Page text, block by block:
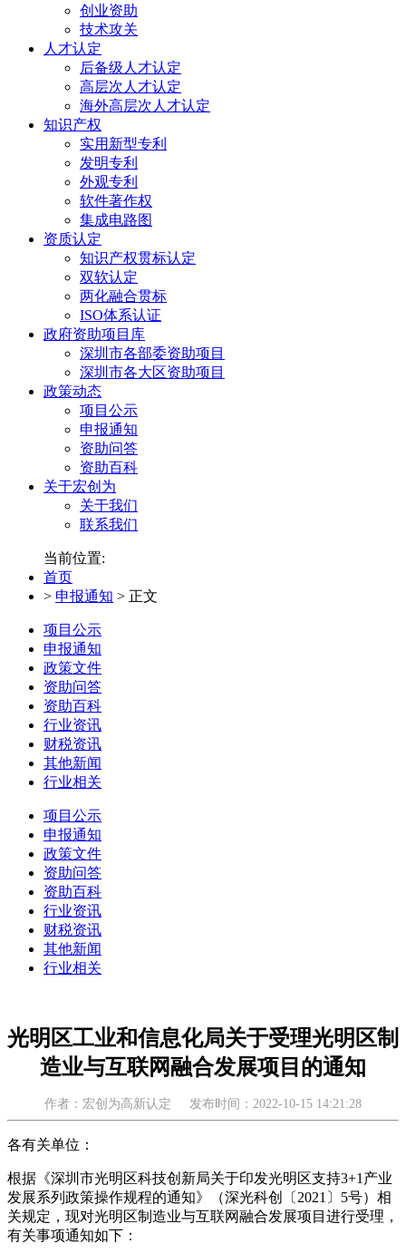
创业资助
技术攻关
人才认定
后备级人才认定
高层次人才认定
海外高层次人才认定
知识产权
实用新型专利
发明专利
外观专利
软件著作权
集成电路图
资质认定
知识产权贯标认定
双软认定
两化融合贯标
ISO体系认证
政府资助项目库
深圳市各部委资助项目
深圳市各大区资助项目
政策动态
项目公示
申报通知
资助问答
资助百科
关于宏创为
关于我们
联系我们
当前位置:
首页
> 申报通知 > 正文
项目公示
申报通知
政策文件
资助问答
资助百科
行业资讯
财税资讯
其他新闻
行业相关
项目公示
申报通知
政策文件
资助问答
资助百科
行业资讯
财税资讯
其他新闻
行业相关
光明区工业和信息化局关于受理光明区制
造业与互联网融合发展项目的通知
作者：宏创为高新认定 发布时间：2022-10-15 14:21:28
各有关单位：
根据《深圳市光明区科技创新局关于印发光明区支持3+1产业
发展系列政策操作规程的通知》（深光科创〔2021〕5号）相
关规定，现对光明区制造业与互联网融合发展项目进行受理，
有关事项通知如下：